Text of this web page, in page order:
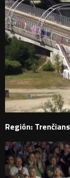
Región: